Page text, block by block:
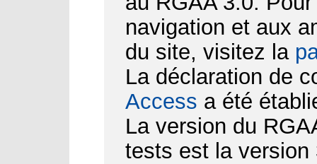
navigation et aux
du site, visitez la
La déclaration de
Access a été
La version du
tests est la version